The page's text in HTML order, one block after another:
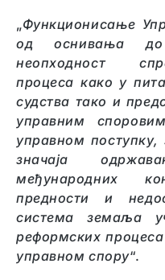
„Функционисање
од оснивања
неопходност
процеса како у
судства тако и
управним
управном поступку,
значаја
међународних
предности и
система земаља
реформских
управном спору“.